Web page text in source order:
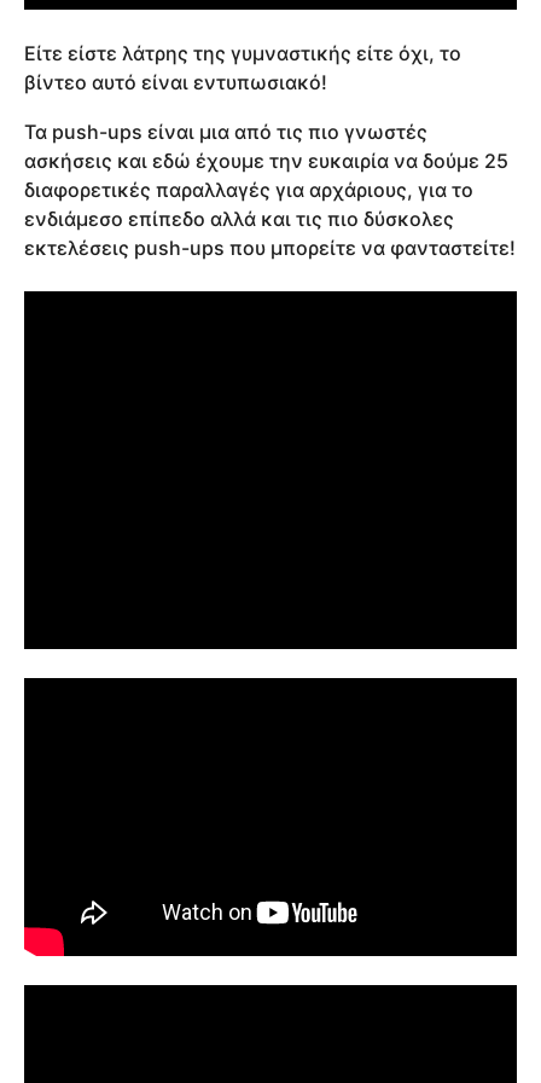
Είτε είστε λάτρης της γυμναστικής είτε όχι, το
βίντεο αυτό είναι εντυπωσιακό!
Τα push-ups είναι μια από τις πιο γνωστές
ασκήσεις και εδώ έχουμε την ευκαιρία να δούμε 25
διαφορετικές παραλλαγές για αρχάριους, για το
ενδιάμεσο επίπεδο αλλά και τις πιο δύσκολες
εκτελέσεις push-ups που μπορείτε να φανταστείτε!